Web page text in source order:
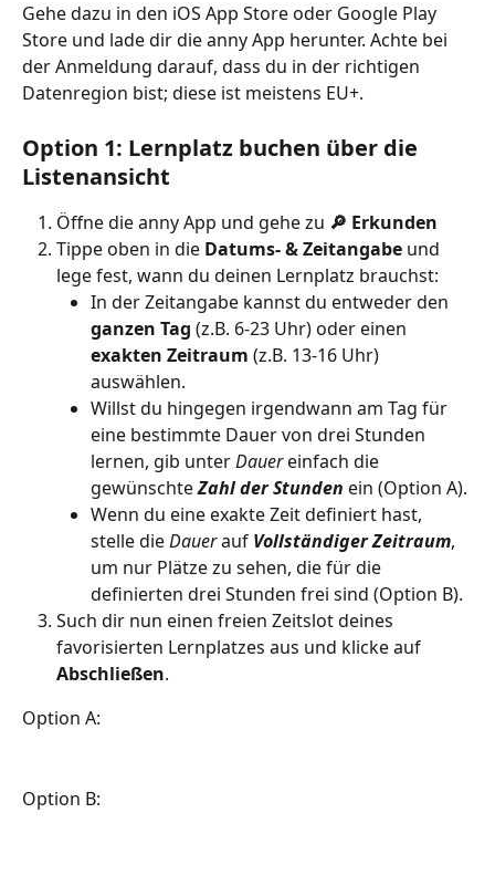
Gehe dazu in den iOS App Store oder Google Play
Store und lade dir die anny App herunter. Achte bei
der Anmeldung darauf, dass du in der richtigen
Datenregion bist; diese ist meistens EU+.
Option 1: Lernplatz buchen über die
Listenansicht
Öffne die anny App und gehe zu 🔎 Erkunden
Tippe oben in die Datums- & Zeitangabe und
lege fest, wann du deinen Lernplatz brauchst:
In der Zeitangabe kannst du entweder den
ganzen Tag (z.B. 6-23 Uhr) oder einen
exakten Zeitraum (z.B. 13-16 Uhr)
auswählen.
Willst du hingegen irgendwann am Tag für
eine bestimmte Dauer von drei Stunden
lernen, gib unter Dauer einfach die
gewünschte Zahl der Stunden ein (Option A).
Wenn du eine exakte Zeit definiert hast,
stelle die Dauer auf Vollständiger Zeitraum,
um nur Plätze zu sehen, die für die
definierten drei Stunden frei sind (Option B).
Such dir nun einen freien Zeitslot deines
favorisierten Lernplatzes aus und klicke auf
Abschließen.
Option A:
Option B: